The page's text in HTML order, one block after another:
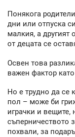
Понякога
дни или отпуска
малкия, а другият
от децата се
Освен това
важен фактор
Но е трудно да се
пол – може би
играчки и
съперничеството
похвали, за